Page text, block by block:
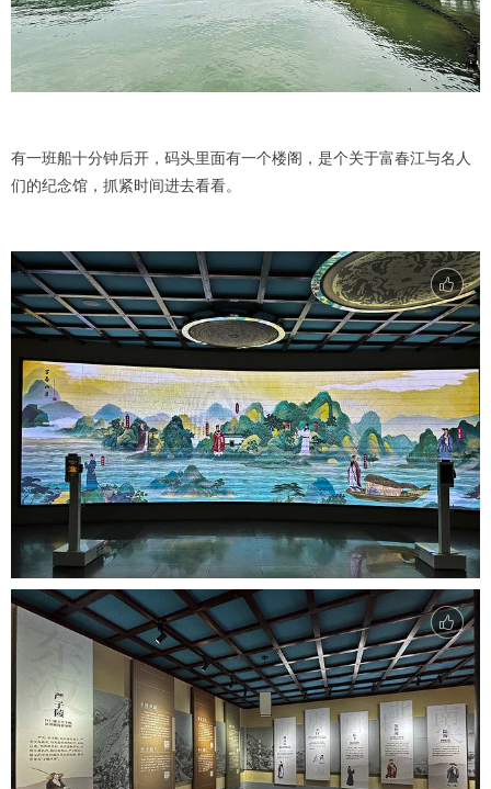
有一班船十分钟后开，码头里面有一个楼阁，是个关于富春江与名人
们的纪念馆，抓紧时间进去看看。